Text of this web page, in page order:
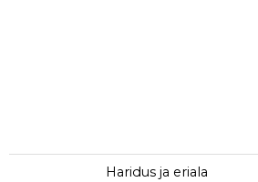
Haridus ja eriala